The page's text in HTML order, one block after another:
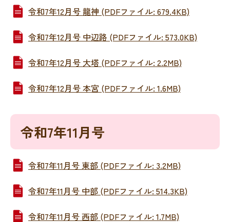
令和7年12月号 龍神 (PDFファイル: 679.4KB)
令和7年12月号 中辺路 (PDFファイル: 573.0KB)
令和7年12月号 大塔 (PDFファイル: 2.2MB)
令和7年12月号 本宮 (PDFファイル: 1.6MB)
令和7年11月号
令和7年11月号 東部 (PDFファイル: 3.2MB)
令和7年11月号 中部 (PDFファイル: 514.3KB)
令和7年11月号 西部 (PDFファイル: 1.7MB)